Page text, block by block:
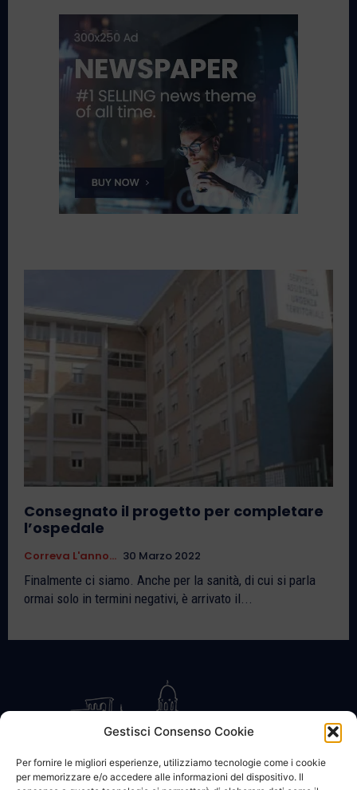
Gestisci Consenso Cookie
Per fornire le migliori esperienze, utilizziamo tecnologie come i cookie
per memorizzare e/o accedere alle informazioni del dispositivo. Il
Consegnato il progetto per completare
l’ospedale
Correva L'anno... 30 Marzo 2022
Finalmente ci siamo. Anche per la sanità, di cui si parla
ormai solo in termini negativi, è arrivato il...